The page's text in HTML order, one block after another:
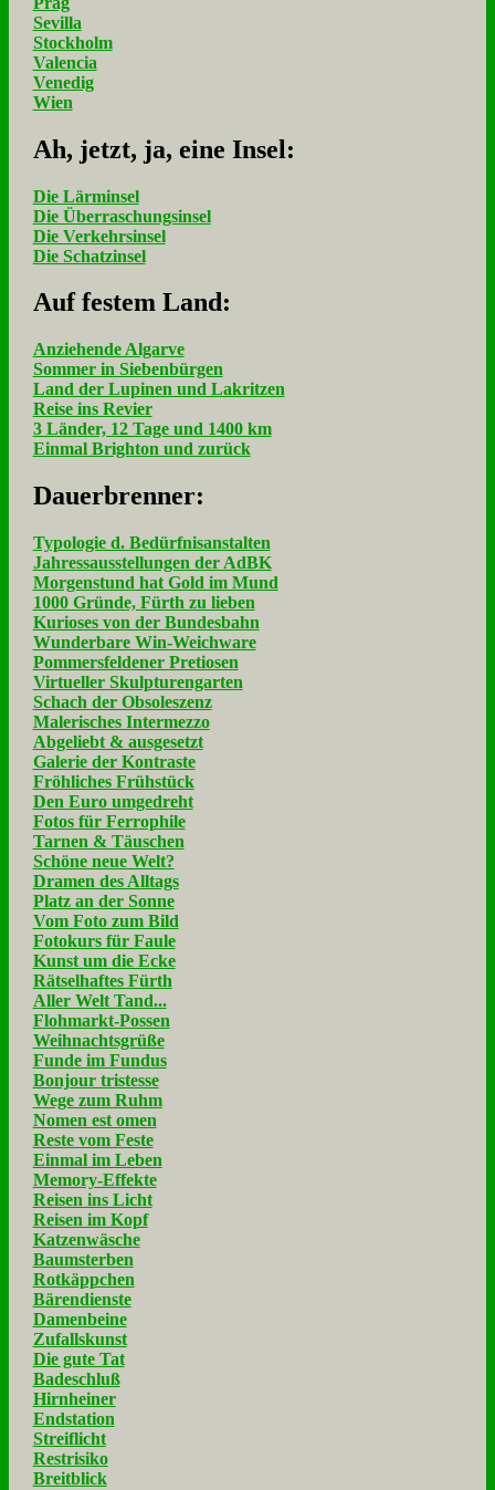
Sevilla
Stockholm
Valencia
Venedig
Wien
Ah, jetzt, ja, ei­ne In­sel:
Die Lärminsel
Die Überraschungsinsel
Die Verkehrsinsel
Die Schatzinsel
Auf fe­stem Land:
Anziehende Algarve
Sommer in Siebenbürgen
Land der Lupinen und Lakritzen
Reise ins Revier
3 Länder, 12 Tage und 1400 km
Einmal Brighton und zurück
Dau­er­bren­ner:
Typologie d. Bedürfnisanstalten
Jahressausstellungen der AdBK
Morgenstund hat Gold im Mund
1000 Gründe, Fürth zu lieben
Kurioses von der Bundesbahn
Wunderbare Win-Weichware
Pommersfeldener Pretiosen
Virtueller Skulpturengarten
Schach der Obsoleszenz
Malerisches Intermezzo
Abgeliebt & ausgesetzt
Galerie der Kontraste
Fröhliches Frühstück
Den Euro umgedreht
Fotos für Ferrophile
Tarnen & Täuschen
Schöne neue Welt?
Dramen des Alltags
Platz an der Sonne
Vom Foto zum Bild
Fotokurs für Faule
Kunst um die Ecke
Rätselhaftes Fürth
Aller Welt Tand...
Flohmarkt-Possen
Weihnachtsgrüße
Funde im Fundus
Bonjour tristesse
Wege zum Ruhm
Nomen est omen
Reste vom Feste
Einmal im Leben
Memory-Effekte
Reisen ins Licht
Reisen im Kopf
Katzenwäsche
Baumsterben
Rotkäppchen
Bärendienste
Damenbeine
Zufallskunst
Die gute Tat
Badeschluß
Hirnheiner
Endstation
Streiflicht
Restrisiko
Breitblick